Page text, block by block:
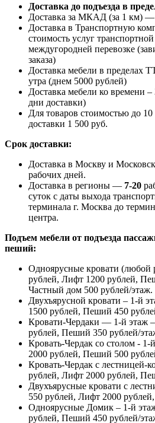
Доставка до подъезда в
Доставка за МКАД (за 1 км)
Доставка в Транспортную
стоимость услуг
междугородней перевозке
заказа)
Доставка мебели в пределах
утра (днем 5000 рублей)
Доставка мебели ко времени –
дни доставки)
Для товаров стоимостью до
доставки 1 500 руб.
Срок доставки:
Доставка в Москву и
рабочих дней.
Доставка в регионы — 7-20
суток с даты выхода
терминала г. Москва до
центра.
Подъем мебели от подъезда
пеший:
Одноярусные кровати (любой
рублей, Лифт 1200 рублей,
Частный дом 500 рублей/этаж.
Двухъярусной кровати – 1-й
1500 рублей, Пеший 450
Кровати-Чердаки — 1-й этаж
рублей, Пеший 350 рублей/
Кровать-Чердак со столом -
2000 рублей, Пеший 500
Кровать-Чердак с лестницей-
рублей, Лифт 2000 рублей,
Двухъярусные кровати с
550 рублей, Лифт 2000
Одноярусные Домик – 1-й
рублей, Пеший 450 рублей/